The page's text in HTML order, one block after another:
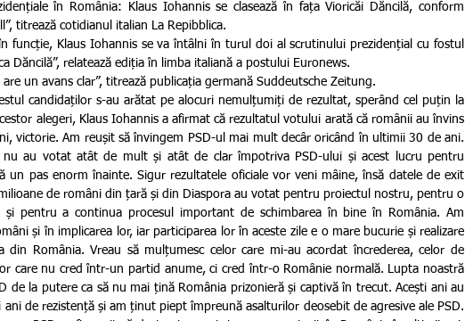
titrează cotidianul italian La Repibblica.
Dăncilă”, relatează ediția în limba italiană a postului Euronews.
are un avans clar”, titrează publicația germană Suddeutsche Zeitung.
alegeri, Klaus Iohannis a afirmat că rezultatul votului arată că românii au învins
victorie. Am reușit să învingem PSD-ul mai mult decâr oricând în ultimii 30 de ani.
nu au votat atât de mult și atât de clar împotriva PSD-ului și acest lucru pentru
un pas enorm înainte. Sigur rezultatele oficiale vor veni mâine, însă datele de exit
de români din țară și din Diaspora au votat pentru proiectul nostru, pentru o
și pentru a continua procesul important de schimbarea în bine în România. Am
și în implicarea lor, iar participarea lor în aceste zile e o mare bucurie și realizare
din România. Vreau să mulțumesc celor care mi-au acordat încrederea, celor de
care nu cred într-un partid anume, ci cred într-o Românie normală. Lupta noastră
de la putere ca să nu mai țină România prizonieră și captivă în trecut. Acești ani au
de rezistență și am ținut piept împreună asalturilor deosebit de agresive ale PSD.